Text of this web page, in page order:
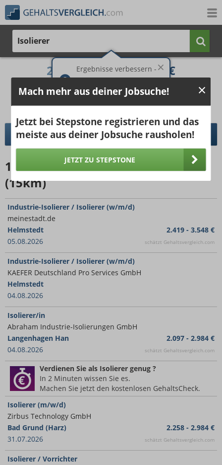
Ergebnisse verbessern -
jetzt Ort hinzufügen!
Isolierer
2.019 € 2.760 €
25% 50%
Bruttogehalt bei 40 Wochenstunden.
DETAILLIERTER GEHALTSVERGLEICH
185 Jobangebotefür Isolierer
(15km)
Industrie-Isolierer / Isolierer (w/m/d)
meinestadt.de
Helmstedt
05.08.2026
2.419 - 3.548 €
schätzt Gehaltsvergleich.com
Industrie-Isolierer / Isolierer (w/m/d)
KAEFER Deutschland Pro Services GmbH
Helmstedt
04.08.2026
Isolierer/in
Abraham Industrie-Isolierungen GmbH
Langenhagen Han
04.08.2026
2.097 - 2.984 €
schätzt Gehaltsvergleich.com
Verdienen Sie als Isolierer genug ?
In 2 Minuten wissen Sie es.
Machen Sie jetzt den kostenlosen GehaltsCheck.
Isolierer (m/w/d)
Zirbus Technology GmbH
Bad Grund (Harz)
31.07.2026
2.258 - 2.984 €
schätzt Gehaltsvergleich.com
Isolierer / Vorrichter
Mach mehr aus deiner Jobsuche!
Jetzt bei Stepstone registrieren und das
meiste aus deiner Jobsuche rausholen!
JETZT ZU STEPSTONE